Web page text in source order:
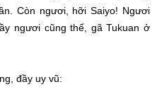
Còn ngươi, hỡi Saiyo! Ngươi
ngươi cũng thế , gã Tukuan ở
đầy uy vũ: